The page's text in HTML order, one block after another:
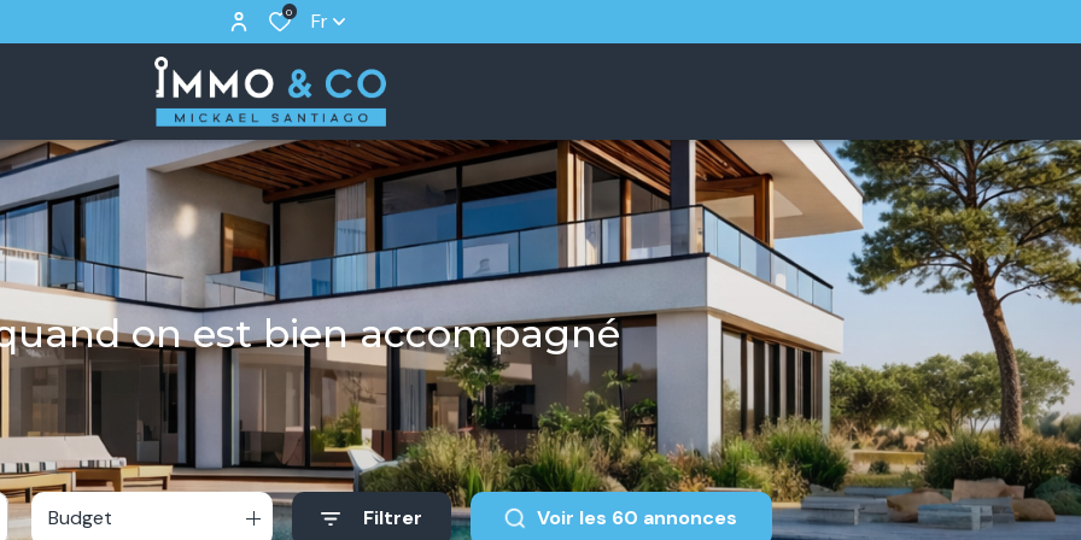
0 Fr
on est bien accompagné
Budget Filtrer Voir les 60 annonces